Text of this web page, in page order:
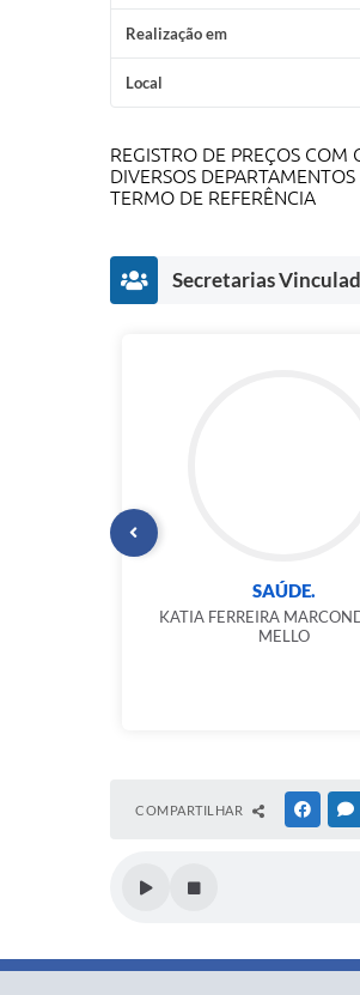
Realização em
Local
REGISTRO DE PREÇOS COM
DIVERSOS
TERMO DE REFERÊNCIA
Secretarias
SAÚDE.
KATIA FERREIRA
MELLO
COMPARTILHAR